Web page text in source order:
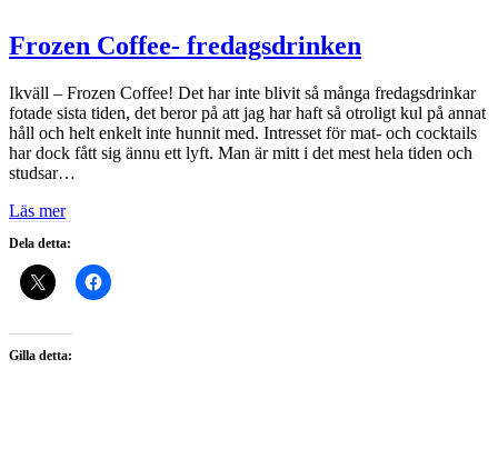
Frozen Coffee- fredagsdrinken
Ikväll – Frozen Coffee! Det har inte blivit så många fredagsdrinkar
fotade sista tiden, det beror på att jag har haft så otroligt kul på annat
håll och helt enkelt inte hunnit med. Intresset för mat- och cocktails
har dock fått sig ännu ett lyft. Man är mitt i det mest hela tiden och
studsar…
Läs mer
Dela detta:
Gilla detta: